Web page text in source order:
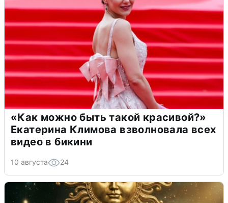
«Как можно быть такой красивой?»
Екатерина Климова взволновала всех
видео в бикини
10 августа 24